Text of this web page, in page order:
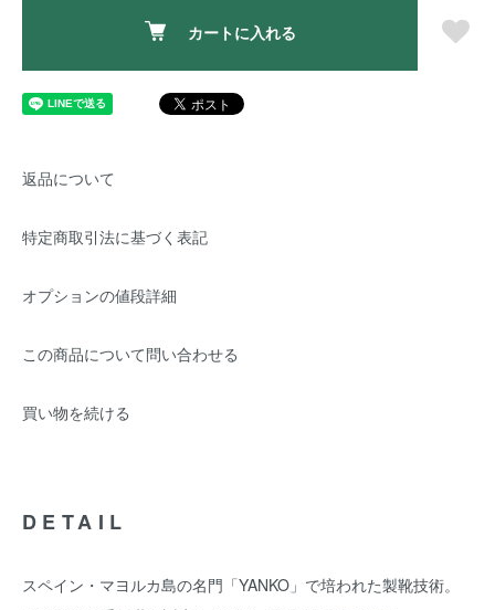
カートに入れる
返品について
特定商取引法に基づく表記
オプションの値段詳細
この商品について問い合わせる
買い物を続ける
DETAIL
スペイン・マヨルカ島の名門「YANKO」で培われた製靴技術。